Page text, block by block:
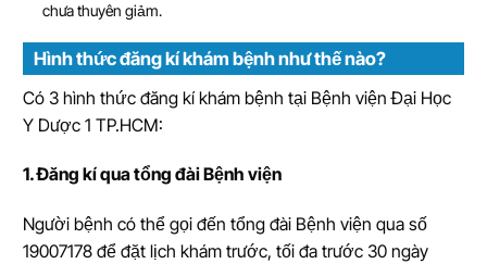
chưa thuyên giảm.
Hình thức đăng kí khám bệnh như thế nào?
Có 3 hình thức đăng kí khám bệnh tại Bệnh viện Đại Học
Y Dược 1 TP.HCM:
1. Đăng kí qua tổng đài Bệnh viện
Người bệnh có thể gọi đến tổng đài Bệnh viện qua số
19007178 để đặt lịch khám trước, tối đa trước 30 ngày